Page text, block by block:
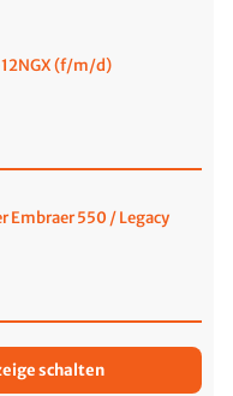
(f/m/d)
Embraer 550 / Legacy
schalten